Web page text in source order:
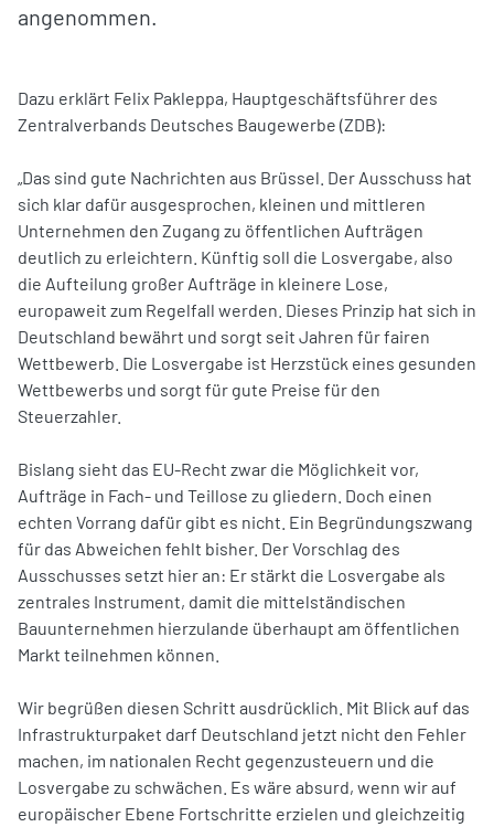
angenommen.
Dazu erklärt Felix Pakleppa, Hauptgeschäftsführer des
Zentralverbands Deutsches Baugewerbe (ZDB):
„Das sind gute Nachrichten aus Brüssel. Der Ausschuss hat
sich klar dafür ausgesprochen, kleinen und mittleren
Unternehmen den Zugang zu öffentlichen Aufträgen
deutlich zu erleichtern. Künftig soll die Losvergabe, also
die Aufteilung großer Aufträge in kleinere Lose,
europaweit zum Regelfall werden. Dieses Prinzip hat sich in
Deutschland bewährt und sorgt seit Jahren für fairen
Wettbewerb. Die Losvergabe ist Herzstück eines gesunden
Wettbewerbs und sorgt für gute Preise für den
Steuerzahler.
Bislang sieht das EU-Recht zwar die Möglichkeit vor,
Aufträge in Fach- und Teillose zu gliedern. Doch einen
echten Vorrang dafür gibt es nicht. Ein Begründungszwang
für das Abweichen fehlt bisher. Der Vorschlag des
Ausschusses setzt hier an: Er stärkt die Losvergabe als
zentrales Instrument, damit die mittelständischen
Bauunternehmen hierzulande überhaupt am öffentlichen
Markt teilnehmen können.
Wir begrüßen diesen Schritt ausdrücklich. Mit Blick auf das
Infrastrukturpaket darf Deutschland jetzt nicht den Fehler
machen, im nationalen Recht gegenzusteuern und die
Losvergabe zu schwächen. Es wäre absurd, wenn wir auf
europäischer Ebene Fortschritte erzielen und gleichzeitig